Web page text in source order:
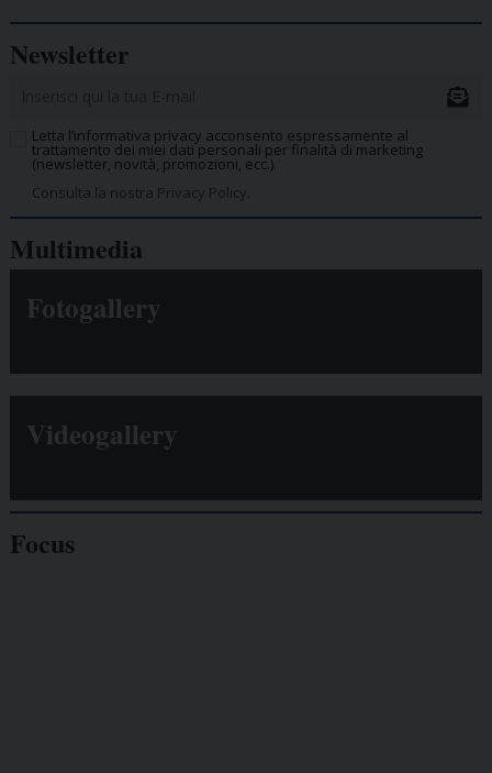
Newsletter
Letta l’informativa privacy acconsento espressamente al
trattamento dei miei dati personali per finalità di marketing
(newsletter, novità, promozioni, ecc.).
Consulta la nostra Privacy Policy.
Multimedia
Fotogallery
Videogallery
Focus